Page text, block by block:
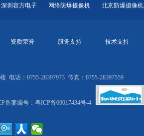
深圳容方电子 网络防爆摄像机 北京防爆摄像机
资质荣誉 服务支持 技术支持
电话：0755-28397973 传真：0755-28397559
备案编号： 粤ICP备09017434号-4